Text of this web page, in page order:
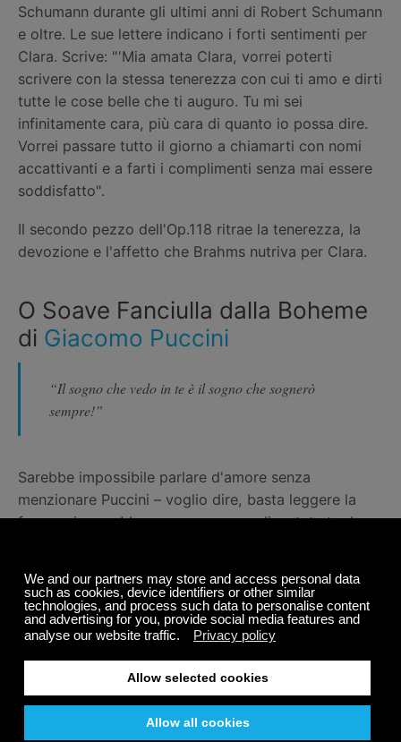
Schumann durante gli ultimi anni di Robert Schumann
e oltre. Le sue lettere indicano i forti sentimenti per
Clara. Scrive: "'Mia amata Clara, vorrei poterti
scrivere con la stessa tenerezza con cui ti amo e dirti
tutte le cose belle che ti auguro. Tu mi sei
infinitamente cara, più cara di quanto io possa dire.
Vorrei passare tutto il giorno a chiamarti con nomi
accattivanti e a farti i complimenti senza mai essere
soddisfatto".
Il secondo pezzo dell'Op.118 ritrae la tenerezza, la
devozione e l'affetto che Brahms nutriva per Clara.
O Soave Fanciulla dalla Boheme
di Giacomo Puccini
“Il sogno che vedo in te è il sogno che sognerò
sempre!”
Sarebbe impossibile parlare d'amore senza
menzionare Puccini – voglio dire, basta leggere la
frase qui sopra! Le sue opere sono diventate tra le
La Boheme è incentrata su una coppia bohémien che
viveva nel quartiere latino di Parigi a metà del XIX
duetto d'amore tra Rodolfo e Mimi. È ricco di
passione d'amore e di adorazione, come la maggior
parte della musica di Puccini.